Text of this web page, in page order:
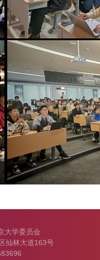
大学委员会
仙林大道163号